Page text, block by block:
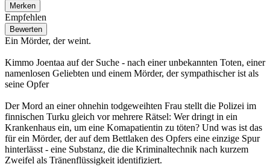
Merken
Empfehlen
Bewerten
Ein Mörder, der weint.
Kimmo Joentaa auf der Suche - nach einer unbekannten Toten, einer
namenlosen Geliebten und einem Mörder, der sympathischer ist als
seine Opfer
Der Mord an einer ohnehin todgeweihten Frau stellt die Polizei im
finnischen Turku gleich vor mehrere Rätsel: Wer dringt in ein
Krankenhaus ein, um eine Komapatientin zu töten? Und was ist das
für ein Mörder, der auf dem Bettlaken des Opfers eine einzige Spur
hinterlässt - eine Substanz, die die Kriminaltechnik nach kurzem
Zweifel als Tränenflüssigkeit identifiziert.